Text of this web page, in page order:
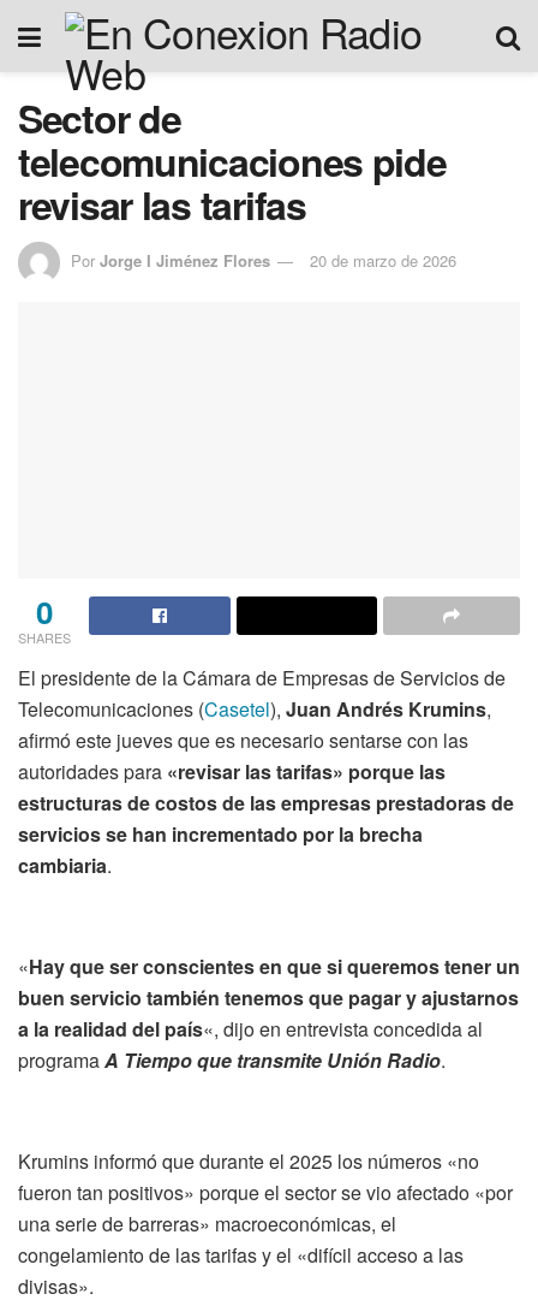
Sector de
telecomunicaciones pide
revisar las tarifas
Por Jorge I Jiménez Flores 20 de marzo de 2026
0
SHARES
El presidente de la Cámara de Empresas de Servicios de
Telecomunicaciones (Casetel), Juan Andrés Krumins,
afirmó este jueves que es necesario sentarse con las
autoridades para «revisar las tarifas» porque las
estructuras de costos de las empresas prestadoras de
servicios se han incrementado por la brecha
cambiaria.
«Hay que ser conscientes en que si queremos tener un
buen servicio también tenemos que pagar y ajustarnos
a la realidad del país«, dijo en entrevista concedida al
programaA Tiempo que transmite Unión Radio.
Krumins informó que durante el 2025 los números «no
fueron tan positivos» porque el sector se vio afectado «por
una serie de barreras» macroeconómicas, el
congelamiento de las tarifas y el «difícil acceso a las
divisas».